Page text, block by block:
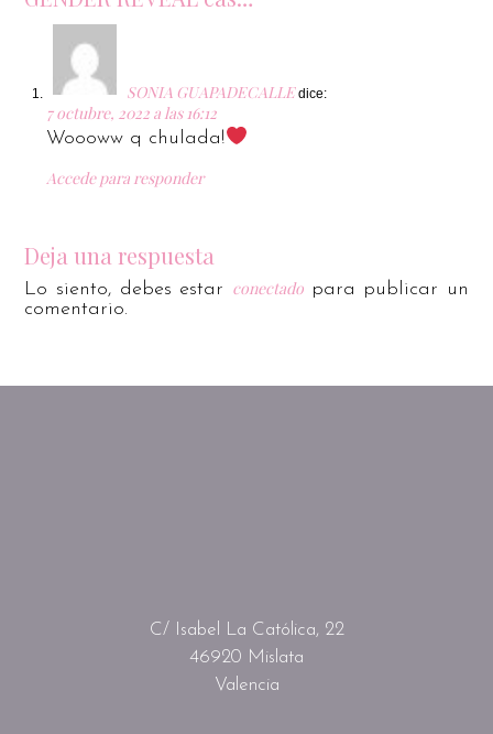
SONIA GUAPADECALLE dice:
7 octubre, 2022 a las 16:12
Woooww q chulada!
Accede para responder
Deja una respuesta
Lo siento, debes estar conectadopara publicar un
comentario.
C/ Isabel La Católica, 22
46920 Mislata
Valencia